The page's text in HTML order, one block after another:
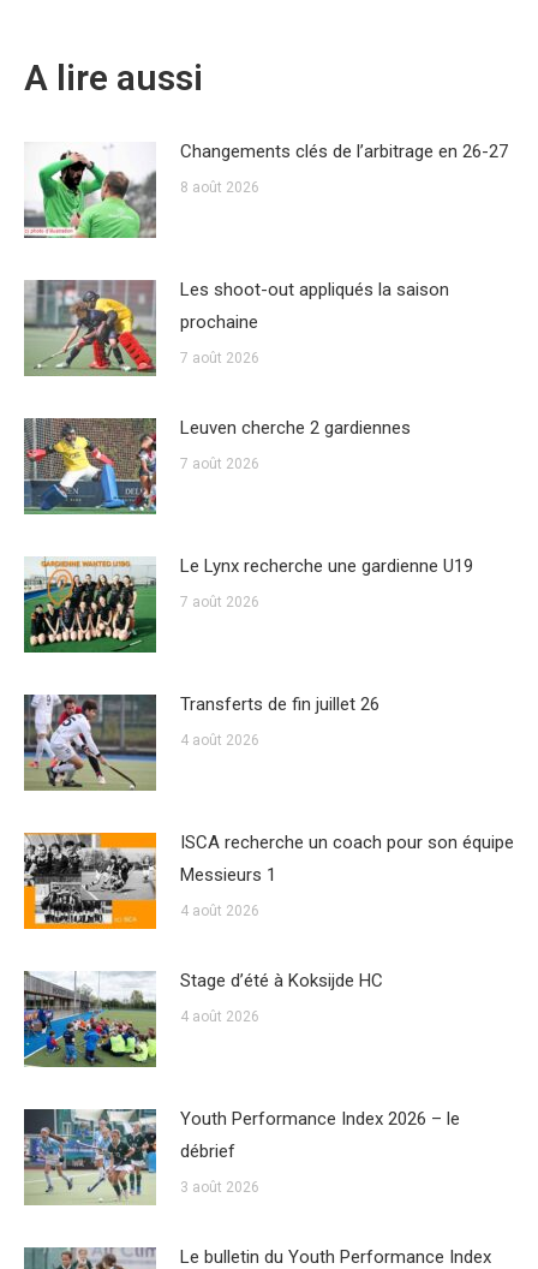
A lire aussi
Changements clés de l’arbitrage en 26-27
8 août 2026
Les shoot-out appliqués la saison
prochaine
7 août 2026
Leuven cherche 2 gardiennes
7 août 2026
Le Lynx recherche une gardienne U19
7 août 2026
Transferts de fin juillet 26
4 août 2026
ISCA recherche un coach pour son équipe
Messieurs 1
4 août 2026
Stage d’été à Koksijde HC
4 août 2026
Youth Performance Index 2026 – le
débrief
3 août 2026
Le bulletin du Youth Performance Index